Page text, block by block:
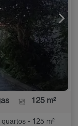
125 m²
- 125 m²